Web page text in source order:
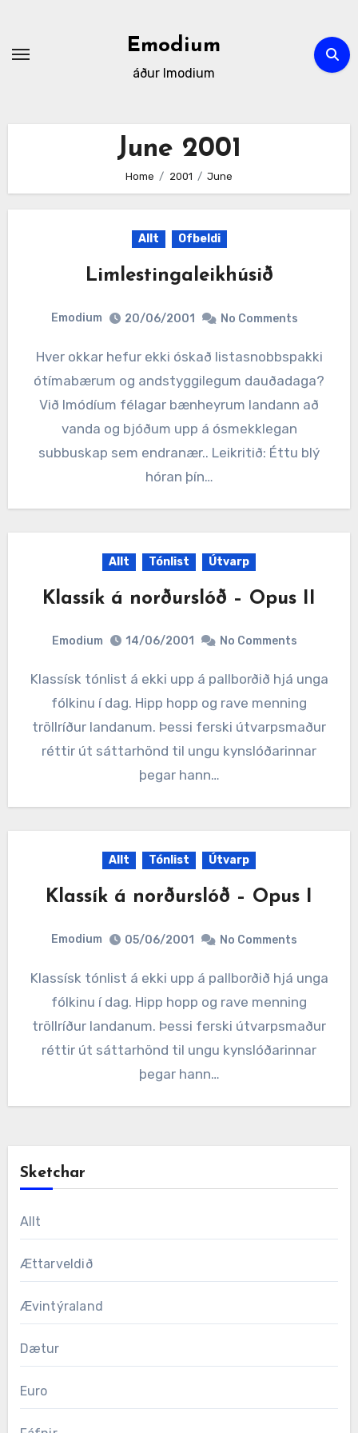
content
Emodium
áður Imodium
June 2001
Home 2001 June
Allt Ofbeldi
Limlestingaleikhúsið
Emodium 20/06/2001 No Comments
Hver okkar hefur ekki óskað listasnobbspakki
ótímabærum og andstyggilegum dauðadaga?
Við Imódíum félagar bænheyrum landann að
vanda og bjóðum upp á ósmekklegan
subbuskap sem endranær.. Leikritið: Éttu blý
hóran þín…
Allt Tónlist Útvarp
Klassík á norðurslóð – Opus II
Emodium 14/06/2001 No Comments
Klassísk tónlist á ekki upp á pallborðið hjá unga
fólkinu í dag. Hipp hopp og rave menning
tröllríður landanum. Þessi ferski útvarpsmaður
réttir út sáttarhönd til ungu kynslóðarinnar
þegar hann…
Allt Tónlist Útvarp
Klassík á norðurslóð – Opus I
Emodium 05/06/2001 No Comments
Klassísk tónlist á ekki upp á pallborðið hjá unga
fólkinu í dag. Hipp hopp og rave menning
tröllríður landanum. Þessi ferski útvarpsmaður
réttir út sáttarhönd til ungu kynslóðarinnar
þegar hann…
Sketchar
Allt
Ættarveldið
Ævintýraland
Dætur
Euro